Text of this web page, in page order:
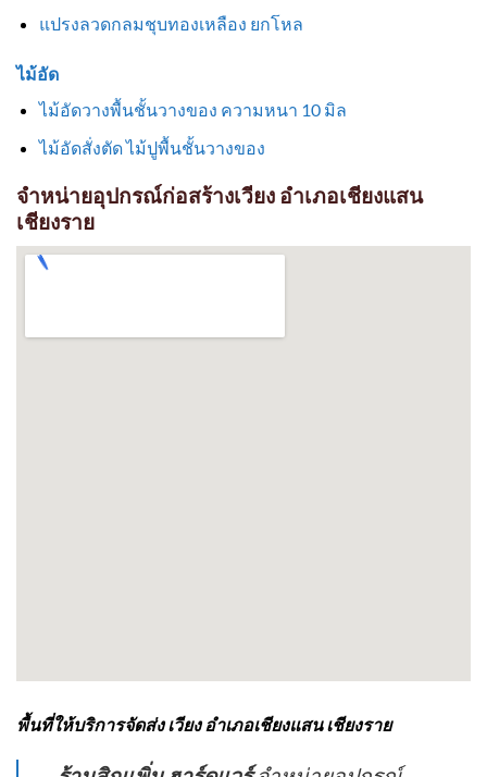
แปรงลวดกลมชุบทองเหลือง ยกโหล
ไม้อัด
ไม้อัดวางพื้นชั้นวางของ ความหนา 10 มิล
ไม้อัดสั่งตัด ไม้ปูพื้นชั้นวางของ
จำหน่ายอุปกรณ์ก่อสร้างเวียง อำเภอเชียงแสน
เชียงราย
พื้นที่ให้บริการจัดส่ง เวียง อำเภอเชียงแสน เชียงราย